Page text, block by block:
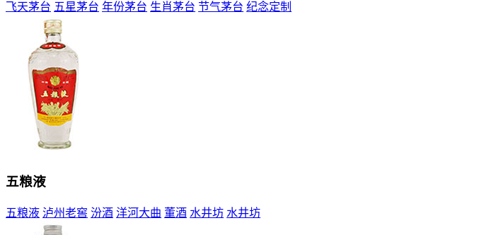
飞天茅台 五星茅台 年份茅台 生肖茅台 节气茅台 纪念定制
五粮液
五粮液 泸州老窖 汾酒 洋河大曲 董酒 水井坊 水井坊